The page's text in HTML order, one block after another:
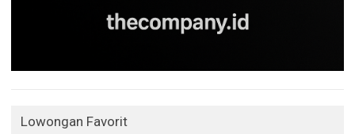
Lowongan Favorit